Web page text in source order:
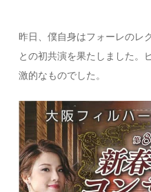
昨日、僕自身はフォーレのレ
との初共演を果たしました。
激的なものでした。